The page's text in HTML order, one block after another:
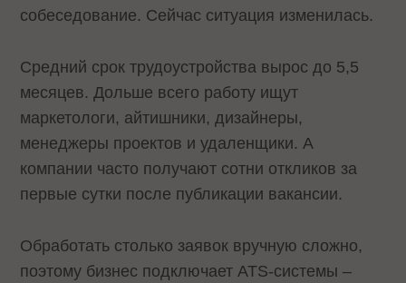
собеседование. Сейчас ситуация изменилась.
Средний срок трудоустройства вырос до 5,5
месяцев. Дольше всего работу ищут
маркетологи, айтишники, дизайнеры,
менеджеры проектов и удаленщики. А
компании часто получают сотни откликов за
первые сутки после публикации вакансии.
Обработать столько заявок вручную сложно,
поэтому бизнес подключает ATS-системы –